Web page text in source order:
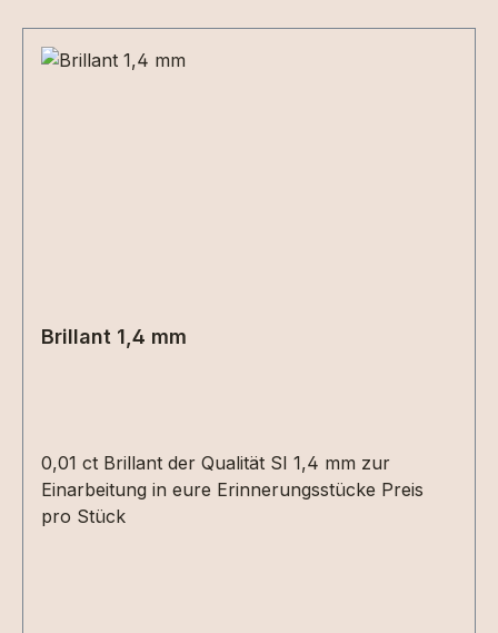
Brillant 1,4 mm
0,01 ct Brillant der Qualität SI 1,4 mm zur
Einarbeitung in eure Erinnerungsstücke Preis
pro Stück